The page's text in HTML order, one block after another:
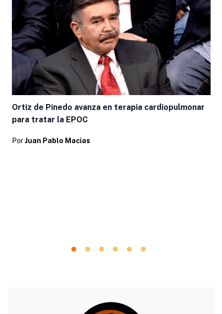
Ortiz de Pinedo avanza en terapia cardiopulmonar
para tratar la EPOC
Por Juan Pablo Macias